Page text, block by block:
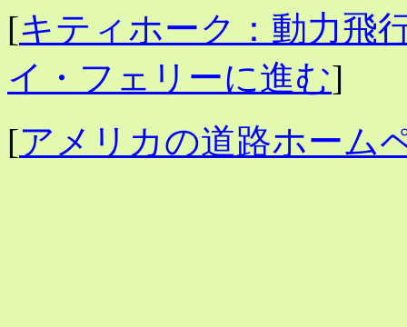
[キティホーク：動力飛
イ・フェリーに進む]
[アメリカの道路ホーム